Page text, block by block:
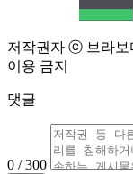
저작권자 ⓒ 브라보
이용 금지
댓글
0 / 300